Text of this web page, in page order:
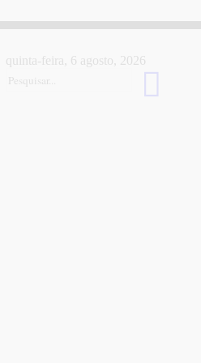
quinta-feira, 6 agosto, 2026